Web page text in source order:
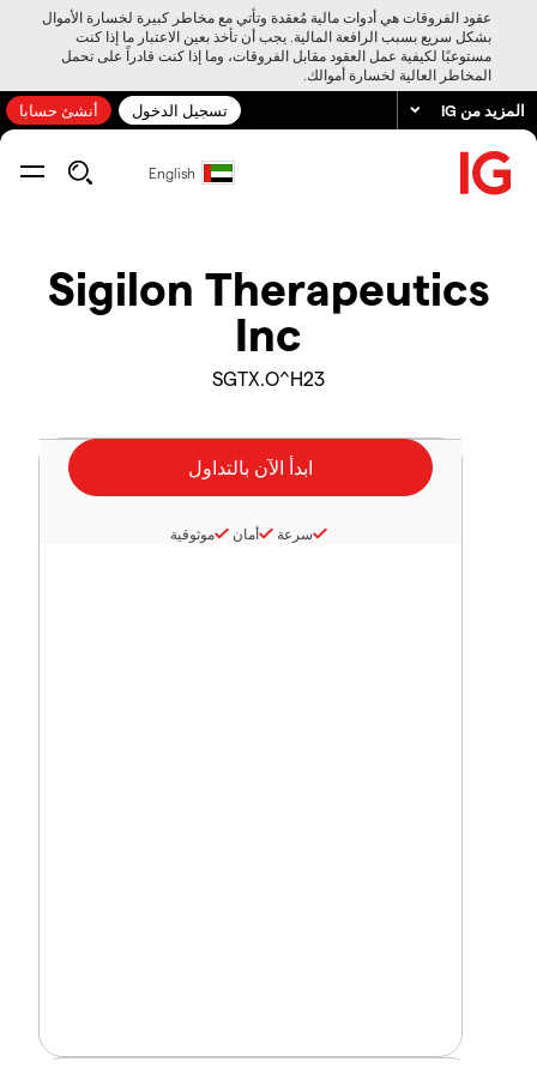
عقود الفروقات هي أدوات مالية مُعقدة وتأتي مع مخاطر كبيرة لخسارة الأموال
بشكل سريع بسبب الرافعة المالية. يجب أن تأخذ بعين الاعتبار ما إذا كنت
مستوعبًا لكيفية عمل العقود مقابل الفروقات، وما إذا كنت قادراً على تحمل
المخاطر العالية لخسارة أموالك.
المزيد من IG تسجيل الدخول أنشئ حسابا
English
Sigilon Therapeutics
Inc
SGTX.O^H23
سرعة أمان موثوقية